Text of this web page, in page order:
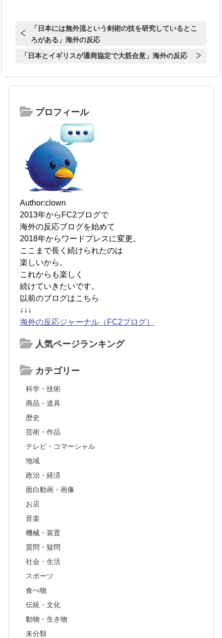
「日本には無外流という剣術の技を研究しているとこ
ろがある」海外の反応
「日本とイギリスが通商協定で大筋合意」海外の反応
プロフィール
Author:clown
2013年からFC2ブログで
海外の反応ブログを始めて
2018年からワードプレスに変更。
ここまで長く続けられたのは
楽しいから。
これからも楽しく
続けていきたいです。
以前のブログはこちら
↓↓↓
海外の反応ジャーナル（FC2ブログ）
人気ページランキング
カテゴリー
科学・技術
商品・道具
歴史
芸術・作品
テレビ・コマーシャル
地域
政治・経済
面白動画・画像
お店
音楽
機械・装置
質問・疑問
社会・生活
スポーツ
食べ物
伝統・文化
動物・生き物
未分類